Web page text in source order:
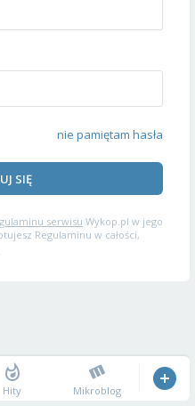
nie pamiętam hasła
SIĘ
serwisu Wykop.pl w jego
Regulaminu w całości,
Hity Mikroblog